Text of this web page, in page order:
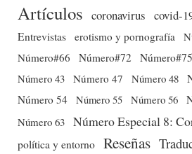
Artículos coronavirus covid-
Entrevistas erotismo y pornografía
Número#66
Número#72 Número#75
Número 43 Número 47 Número 48
Número 54 Número 55 Número 56
Número 63 Número Especial 8:
política y entorno Reseñas